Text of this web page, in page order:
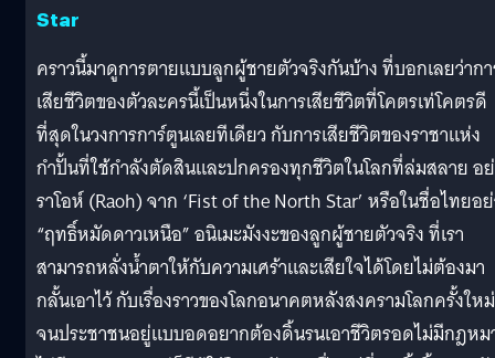
Star
คราวนี้มาดูการตายแบบลูกผู้ชายตัวจริงกันบ้าง ที่บอกเลยว่าก
เสียชีวิตของตัวละครนี้เป็นหนึ่งในการเสียชีวิตที่โคตรเท่โคตรดี
ที่สุดในวงการการ์ตูนเลยทีเดียว กับการเสียชีวิตของราชาแห่ง
กำปั้นที่ใช้กำลังตัดสินและปกครองทุกชีวิตในโลกที่ล่มสลาย อ
ราโอห์ (Raoh) จาก ‘Fist of the North Star’ หรือในชื่อไทยอ
“ฤทธิ์หมัดดาวเหนือ” อนิเมะมังงะของลูกผู้ชายตัวจริง ที่เรา
สามารถหลั่งน้ำตาให้กับความเศร้าและเสียใจได้โดยไม่ต้องมา
กลั้นเอาไว้ กับเรื่องราวของโลกอนาคตหลังสงครามโลกครั้งใหม่
จนประชาชนอยู่แบบอดอยากต้องดิ้นรนเอาชีวิตรอดไม่มีกฎห